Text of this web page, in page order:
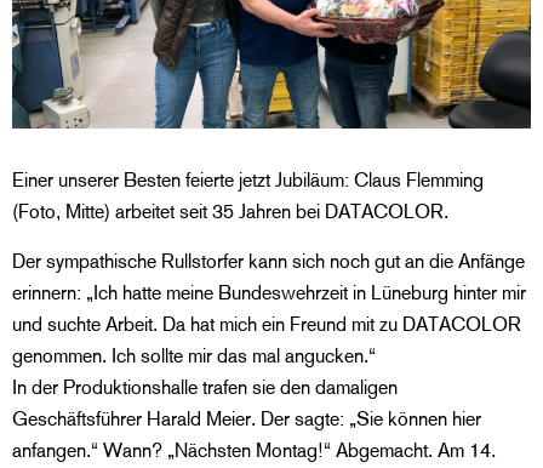
Einer unserer Besten feierte jetzt Jubiläum: Claus Flemming
(Foto, Mitte) arbeitet seit 35 Jahren bei DATACOLOR.
Der sympathische Rullstorfer kann sich noch gut an die Anfänge
erinnern: „Ich hatte meine Bundeswehrzeit in Lüneburg hinter mir
und suchte Arbeit. Da hat mich ein Freund mit zu DATACOLOR
genommen. Ich sollte mir das mal angucken.“
In der Produktionshalle trafen sie den damaligen
Geschäftsführer Harald Meier. Der sagte: „Sie können hier
anfangen.“ Wann? „Nächsten Montag!“ Abgemacht. Am 14.